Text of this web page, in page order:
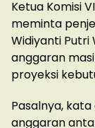
Ketua Komisi
meminta
Widiyanti Putri
anggaran
proyeksi
Pasalnya,
anggaran